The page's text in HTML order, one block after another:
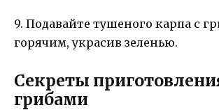
9. Подавайте тушеного карпа с
горячим, украсив зеленью.
Секреты
грибами